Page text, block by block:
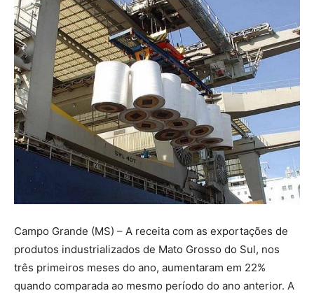
Campo Grande (MS) – A receita com as exportações de
produtos industrializados de Mato Grosso do Sul, nos
três primeiros meses do ano, aumentaram em 22%
quando comparada ao mesmo período do ano anterior. A